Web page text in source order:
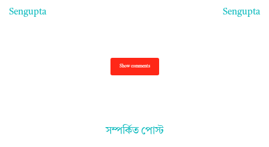
Sengupta
Sengupta
Show comments
সম্পর্কিত পোস্ট